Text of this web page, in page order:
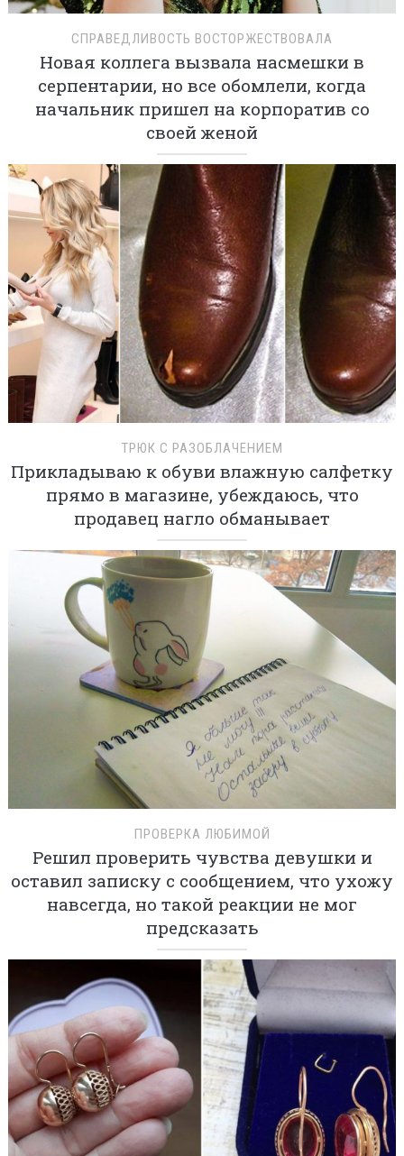
СПРАВЕДЛИВОСТЬ ВОСТОРЖЕСТВОВАЛА
Новая коллега вызвала насмешки в
серпентарии, но все обомлели, когда
начальник пришел на корпоратив со
своей женой
ТРЮК С РАЗОБЛАЧЕНИЕМ
Прикладываю к обуви влажную салфетку
прямо в магазине, убеждаюсь, что
продавец нагло обманывает
ПРОВЕРКА ЛЮБИМОЙ
Решил проверить чувства девушки и
оставил записку с сообщением, что ухожу
навсегда, но такой реакции не мог
предсказать